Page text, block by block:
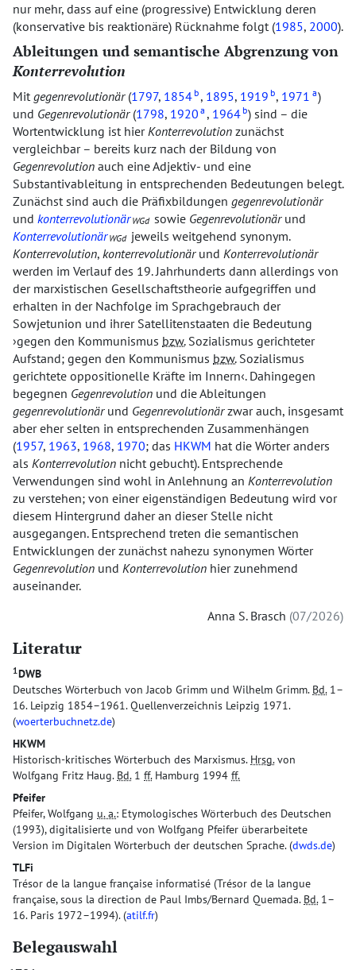
nur mehr, dass auf eine (progressive) Entwicklung deren
(konservative bis reaktionäre) Rücknahme folgt (1985, 2000).
Ableitungen und semantische Abgrenzung von
Konterrevolution
Mitgegenrevolutionär(1797, 1854 b , 1895, 1919 b, 1971 a)
und Gegenrevolutionär(1798, 1920 a , 1964 b) sind – die
Wortentwicklung ist hierKonterrevolution zunächst
vergleichbar – bereits kurz nach der Bildung von
Gegenrevolution auch eine Adjektiv- und eine
Substantivableitung in entsprechenden Bedeutungen belegt.
Zunächst sind auch die Präfixbildungen gegenrevolutionär
und konterrevolutionär WGd sowie Gegenrevolutionärund
Konterrevolutionär WGd jeweils weitgehend synonym.
Konterrevolution, konterrevolutionärund Konterrevolutionär
werden im Verlauf des 19. Jahrhunderts dann allerdings von
der marxistischen Gesellschaftstheorie aufgegriffen und
erhalten in der Nachfolge im Sprachgebrauch der
Sowjetunion und ihrer Satellitenstaaten die Bedeutung
gegen den Kommunismus bzw.Sozialismus gerichteter
Aufstand; gegen den Kommunismus bzw.Sozialismus
gerichtete oppositionelle Kräfte im Innern . Dahingegen
begegnen Gegenrevolution und die Ableitungen
gegenrevolutionärund Gegenrevolutionärzwar auch, insgesamt
aber eher selten in entsprechenden Zusammenhängen
(1957, 1963, 1968, 1970; das HKWM hat die Wörter anders
als Konterrevolution nicht gebucht). Entsprechende
Verwendungen sind wohl in Anlehnung an Konterrevolution
zu verstehen; von einer eigenständigen Bedeutung wird vor
diesem Hintergrund daher an dieser Stelle nicht
ausgegangen. Entsprechend treten die semantischen
Entwicklungen der zunächst nahezu synonymen Wörter
Gegenrevolution und Konterrevolution hier zunehmend
auseinander.
Anna S. Brasch 07/2026
Literatur
1 DWB
Deutsches Wörterbuch von Jacob Grimm und Wilhelm Grimm. Bd.1–
16. Leipzig 1854–1961. Quellenverzeichnis Leipzig 1971.
(woerterbuchnetz.de)
HKWM
Historisch-kritisches Wörterbuch des Marxismus. Hrsg.von
Wolfgang Fritz Haug. Bd.1 ff.Hamburg 1994 ff.
Pfeifer
Pfeifer, Wolfgang u. a.: Etymologisches Wörterbuch des Deutschen
(1993), digitalisierte und von Wolfgang Pfeifer überarbeitete
Version im Digitalen Wörterbuch der deutschen Sprache. (dwds.de)
TLFi
Trésor de la langue française informatisé (Trésor de la langue
française, sous la direction de Paul Imbs/Bernard Quemada. Bd.1–
16. Paris 1972–1994). (atilf.fr)
Belegauswahl